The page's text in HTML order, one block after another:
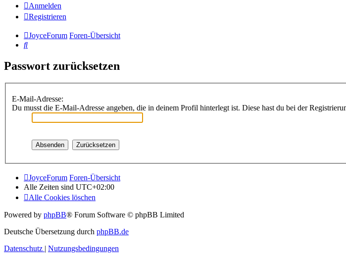
Anmelden
Registrieren
JoyceForum Foren-Übersicht
Suche
Passwort zurücksetzen
E-Mail-Adresse:
Du musst die E-Mail-Adresse angeben, die in deinem Profil hinterlegt ist. Diese hast du bei der
JoyceForum Foren-Übersicht
Alle Zeiten sind UTC+02:00
Alle Cookies löschen
Powered by phpBB® Forum Software © phpBB Limited
Deutsche Übersetzung durch phpBB.de
Datenschutz | Nutzungsbedingungen